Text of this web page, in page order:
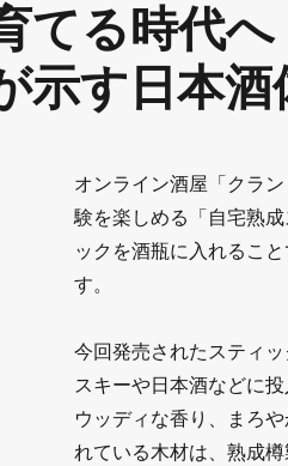
てる時代
示す日本
オンライン酒屋「クラ
験を楽しめる「自宅熟
ックを酒瓶に入れるこ
す。
今回発売されたスティ
スキーや日本酒などに
ウッディな香り、まろ
れている木材は、熟成